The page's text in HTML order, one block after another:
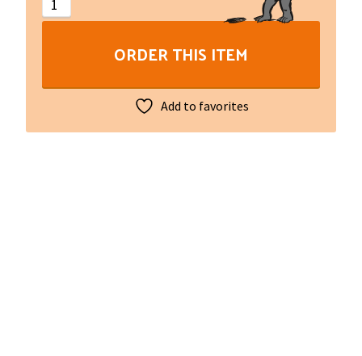
literari
DésespérancesORDER THIS ITEM
Add to favorites